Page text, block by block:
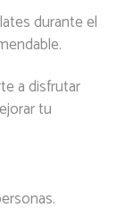
durante el
a disfrutar
tu